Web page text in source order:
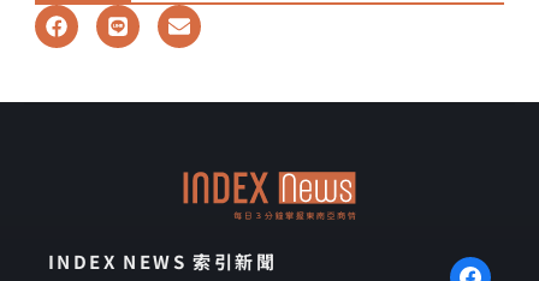
F
a
b
L
i
E
n
l
INDEX NEWS 索引新聞